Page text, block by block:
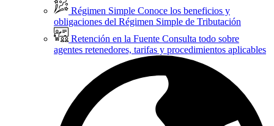
Régimen Simple Conoce los beneficios y
obligaciones del Régimen Simple de Tributación
Retención en la Fuente Consulta todo sobre
agentes retenedores, tarifas y procedimientos aplicables